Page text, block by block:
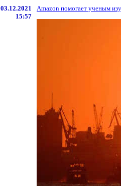
03.12.2021
15:57
Amazon помогает ученым